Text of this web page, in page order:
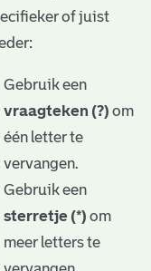
of juist
Gebruik een
vraagteken (?) om
één letter te
vervangen.
Gebruik een
sterretje (*) om
meer letters te